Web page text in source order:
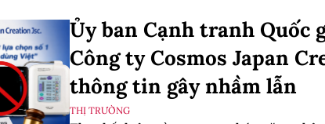
Ủy ban Cạnh tranh Quốc
Công ty Cosmos Japan
thông tin gây nhầm lẫn
THỊ TRƯỜNG